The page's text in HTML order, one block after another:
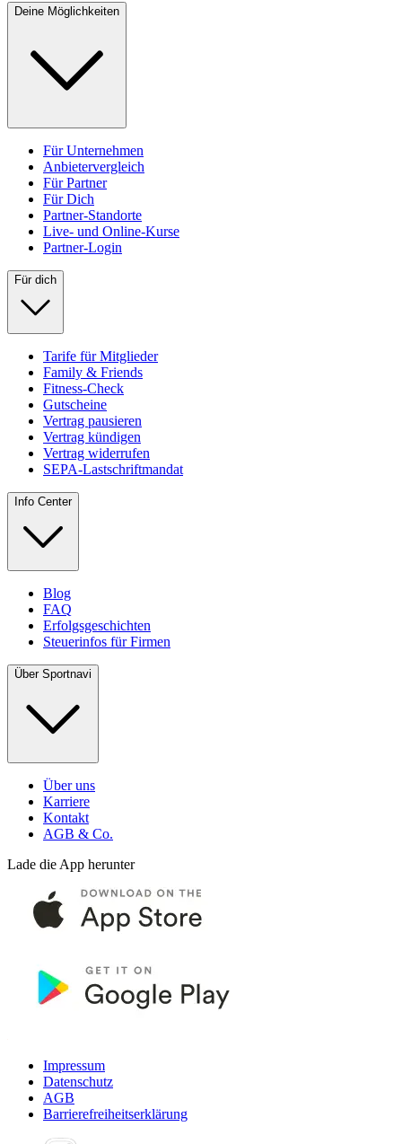
Deine Möglichkeiten
Für Unternehmen
Anbietervergleich
Für Partner
Für Dich
Partner-Standorte
Live- und Online-Kurse
Partner-Login
Für dich
Tarife für Mitglieder
Family & Friends
Fitness-Check
Gutscheine
Vertrag pausieren
Vertrag kündigen
Vertrag widerrufen
SEPA-Lastschriftmandat
Info Center
Blog
FAQ
Erfolgsgeschichten
Steuerinfos für Firmen
Über Sportnavi
Über uns
Karriere
Kontakt
AGB & Co.
Lade die App herunter
Impressum
Datenschutz
AGB
Barrierefreiheitserklärung